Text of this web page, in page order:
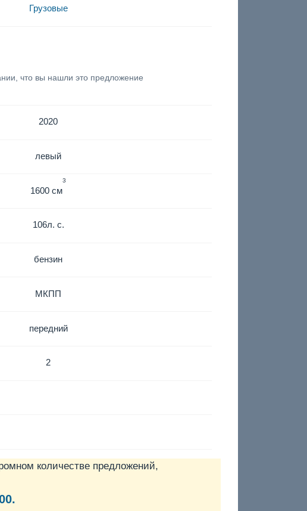
Грузовые
что вы нашли это предложение
2020
левый
1600 см
3
106л. с.
бензин
МКПП
передний
2
количестве предложений,